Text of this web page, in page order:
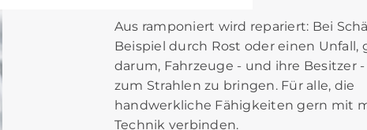
Aus ramponiert wird repariert: Bei
Beispiel durch Rost oder einen Unfall,
darum, Fahrzeuge - und ihre Besitzer
zum Strahlen zu bringen. Für alle, die
handwerkliche Fähigkeiten gern mit
Technik verbinden.